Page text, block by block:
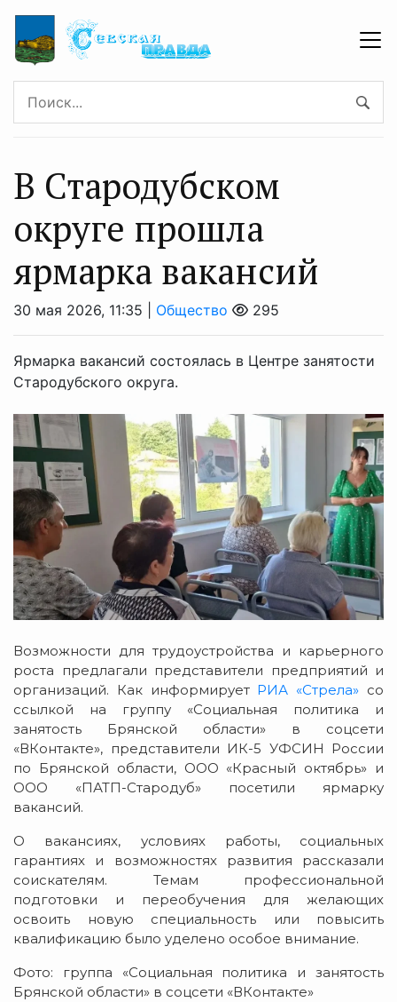
В Стародубском
округе прошла
ярмарка вакансий
30 мая 2026, 11:35 | Общество 295
Ярмарка вакансий состоялась в Центре занятости
Стародубского округа.
Возможности для трудоустройства и карьерного
роста предлагали представители предприятий и
организаций. Как информирует РИА «Стрела» со
ссылкой на группу «Социальная политика и
занятость Брянской области» в соцсети
«ВКонтакте», представители ИК-5 УФСИН России
по Брянской области, ООО «Красный октябрь» и
ООО «ПАТП-Стародуб» посетили ярмарку
вакансий.
О вакансиях, условиях работы, социальных
гарантиях и возможностях развития рассказали
соискателям. Темам профессиональной
подготовки и переобучения для желающих
освоить новую специальность или повысить
квалификацию было уделено особое внимание.
Фото: группа «Социальная политика и занятость
Брянской области» в соцсети «ВКонтакте»